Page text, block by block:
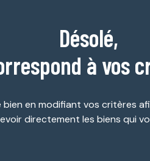
Désolé,
à vos
en modifiant vos critères
directement les biens qui